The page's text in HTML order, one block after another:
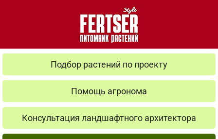
Подбор растений по проекту
Помощь агронома
Консультация ландшафтного архитектора